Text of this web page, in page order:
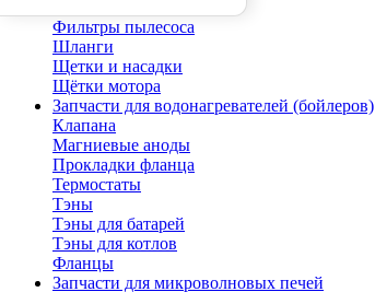
Фильтры пылесоса
Шланги
Щетки и насадки
Щётки мотора
Запчасти для водонагревателей (бойлеров)
Клапана
Магниевые аноды
Прокладки фланца
Термостаты
Тэны
Тэны для батарей
Тэны для котлов
Фланцы
Запчасти для микроволновых печей